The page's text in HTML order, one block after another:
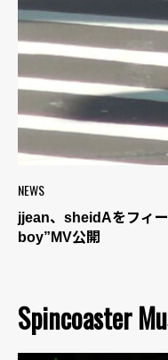
NEWS
jjean、sheidAをフィ
boy”MV公開
Spincoaster